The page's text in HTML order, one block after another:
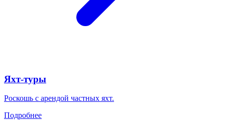
Яхт-туры
Роскошь с арендой частных яхт.
Подробнее